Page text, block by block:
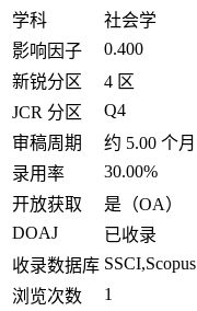
学科
社会学
影响因子
0.400
新锐分区
4 区
JCR 分区
Q4
审稿周期
约 5.00 个月
录用率
30.00%
开放获取
是（OA）
DOAJ
已收录
收录数据库 SSCI,Scopus
浏览次数
1